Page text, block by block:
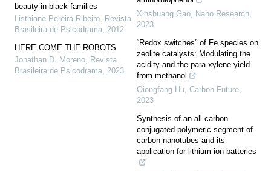
beauty in black families
Listhiane Pereira Ribeiro, Revista
Brasileira de Psicodrama, 2012
HERE COME THE ROBOTS
Jonathan D. Moreno, Revista
Brasileira de Psicodrama, 2023
Xinshuang Gao, Nano Research,
2023
“Redox switches” of Fe species on
zeolite catalysts: Modulating the
acidity and the para-xylene yield
from methanol
Qiongfang Hu, Carbon Future,
2023
Synthesis of an all-carbon
conjugated polymeric segment of
carbon nanotubes and its
application for lithium-ion batteries